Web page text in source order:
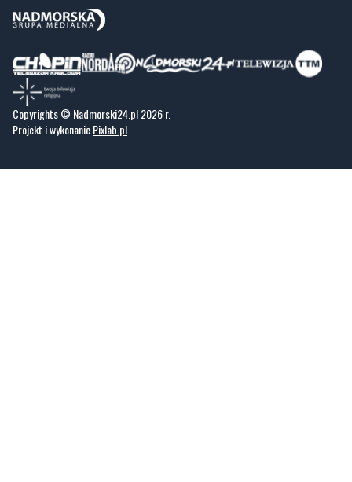
Copyrights © Nadmorski24.pl 2026 r.
Projekt i wykonaniePixlab.pl